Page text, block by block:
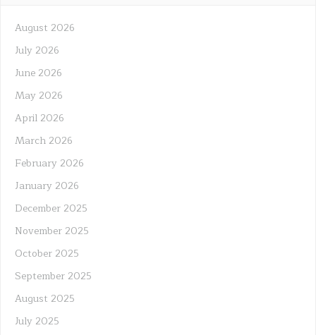
August 2026
July 2026
June 2026
May 2026
April 2026
March 2026
February 2026
January 2026
December 2025
November 2025
October 2025
September 2025
August 2025
July 2025